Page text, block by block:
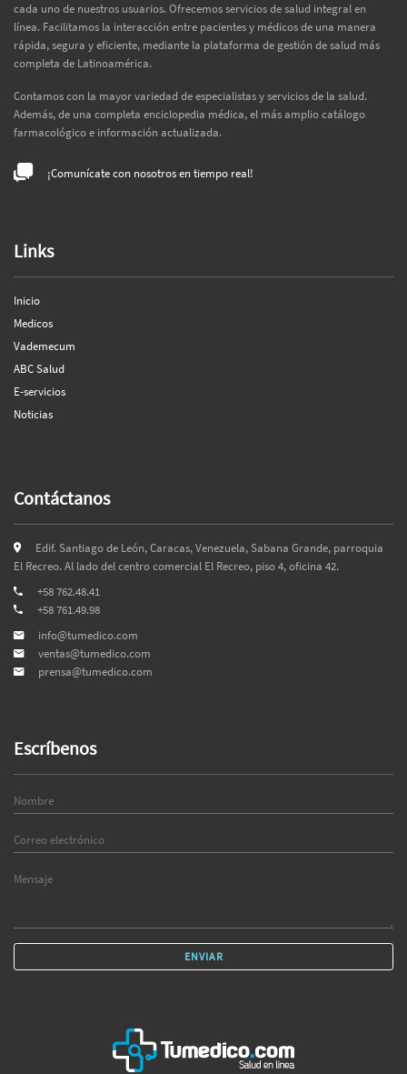
cada uno de nuestros usuarios. Ofrecemos servicios de salud integral en
línea. Facilitamos la interacción entre pacientes y médicos de una manera
rápida, segura y eficiente, mediante la plataforma de gestión de salud más
completa de Latinoamérica.
Contamos con la mayor variedad de especialistas y servicios de la salud.
Además, de una completa enciclopedia médica, el más amplio catálogo
farmacológico e información actualizada.
¡Comunícate con nosotros en tiempo real!
Links
Inicio
Medicos
Vademecum
ABC Salud
E-servicios
Noticias
Contáctanos
Edif. Santiago de León, Caracas, Venezuela, Sabana Grande, parroquia
El Recreo. Al lado del centro comercial El Recreo, piso 4, oficina 42.
+58 762.48.41
+58 761.49.98
info@tumedico.com
ventas@tumedico.com
prensa@tumedico.com
Escríbenos
ENVIAR